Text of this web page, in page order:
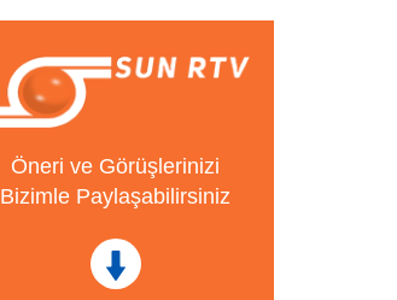
Öneri ve Görüşlerinizi
Bizimle Paylaşabilirsiniz